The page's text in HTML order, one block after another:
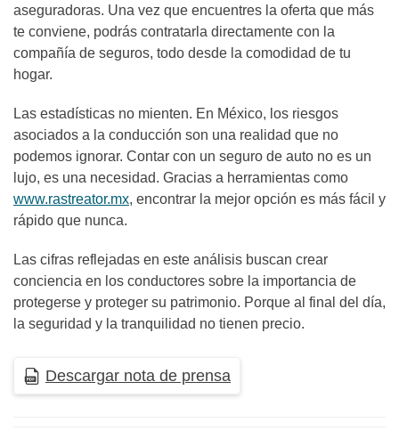
aseguradoras. Una vez que encuentres la oferta que más
te conviene, podrás contratarla directamente con la
compañía de seguros, todo desde la comodidad de tu
hogar.
Las estadísticas no mienten. En México, los riesgos
asociados a la conducción son una realidad que no
podemos ignorar. Contar con un seguro de auto no es un
lujo, es una necesidad. Gracias a herramientas como
www.rastreator.mx, encontrar la mejor opción es más fácil y
rápido que nunca.
Las cifras reflejadas en este análisis buscan crear
conciencia en los conductores sobre la importancia de
protegerse y proteger su patrimonio. Porque al final del día,
la seguridad y la tranquilidad no tienen precio.
Descargar nota de prensa